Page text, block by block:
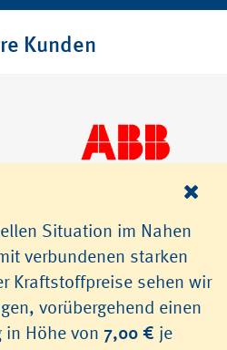
Kunden
GmbH, Heidelberg
Impressum
Situation im Nahen
verbundenen starken
Kraftstoffpreise sehen wir
vorübergehend einen
Höhe von 7,00 € je